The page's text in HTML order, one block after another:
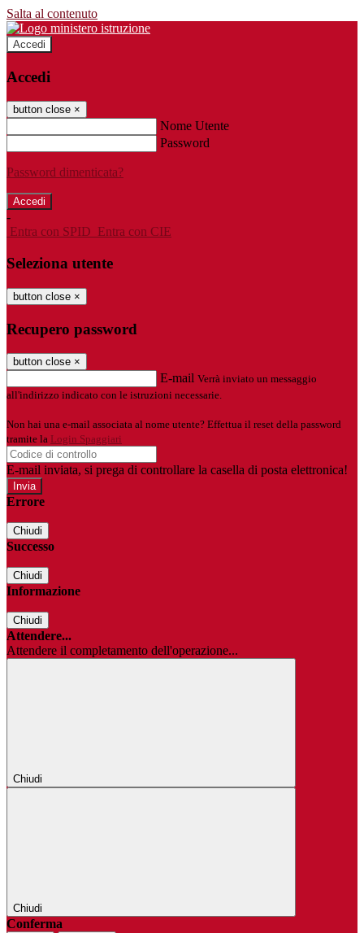
Salta al contenuto
Accedi
Accedi
button close ×
Nome Utente
Password
Password dimenticata?
-
Entra con SPID Entra con CIE
Seleziona utente
button close ×
Recupero password
button close ×
E-mail Verrà inviato un messaggio
all'indirizzo indicato con le istruzioni necessarie.
Non hai una e-mail associata al nome utente? Effettua il reset della password
tramite la Login Spaggiari
E-mail inviata, si prega di controllare la casella di posta elettronica!
Errore
Chiudi
Successo
Chiudi
Informazione
Chiudi
Attendere...
Attendere il completamento dell'operazione...
Chiudi
Chiudi
Conferma